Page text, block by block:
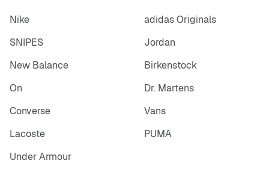
Nike
adidas Originals
SNIPES
Jordan
New Balance
Birkenstock
On
Dr. Martens
Converse
Vans
Lacoste
PUMA
Under Armour